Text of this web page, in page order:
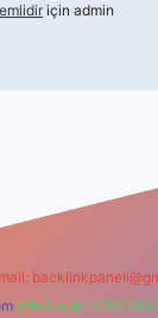
için admin
Whatsapp: 0262 606